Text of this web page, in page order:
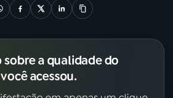
sobre a qualidade do
acessou.